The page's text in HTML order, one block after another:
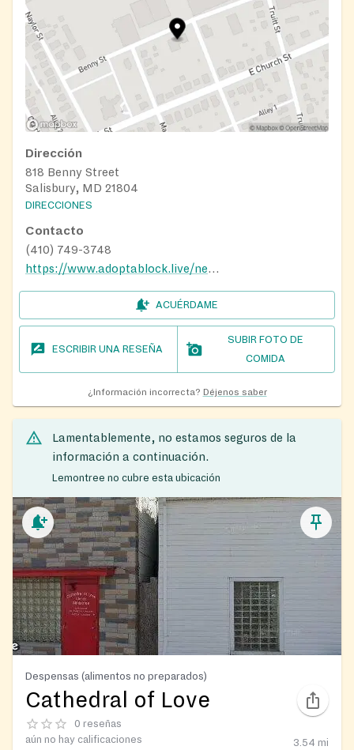
Dirección
818 Benny Street
Salisbury, MD 21804
DIRECCIONES
Contacto
(410) 749-3748
https://www.adoptablock.live/needhelpenglish
ACUÉRDAME
ESCRIBIR UNA RESEÑA
SUBIR FOTO DE
COMIDA
¿Información incorrecta? Déjenos saber
Lamentablemente, no estamos seguros de la
información a continuación.
Lemontree no cubre esta ubicación
Despensas (alimentos no preparados)
Cathedral of Love
0 reseñas
aún no hay calificaciones
3.54 mi